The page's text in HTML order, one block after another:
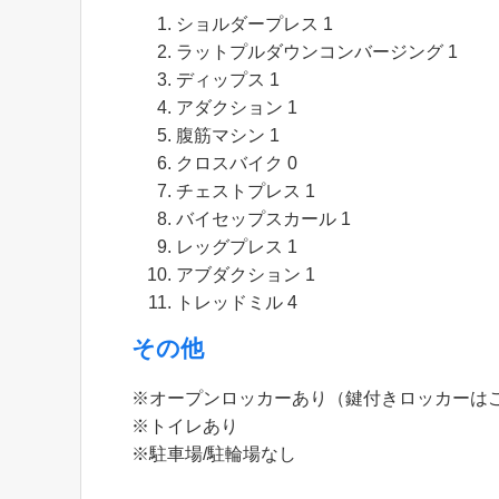
ショルダープレス 1
ラットプルダウンコンバージング 1
ディップス 1
アダクション 1
腹筋マシン 1
クロスバイク 0
チェストプレス 1
バイセップスカール 1
レッグプレス 1
アブダクション 1
トレッドミル 4
その他
※オープンロッカーあり（鍵付きロッカーは
※トイレあり
※駐車場/駐輪場なし